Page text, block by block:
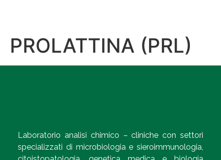
PROLATTINA (PRL)
Laboratorio analisi chimico – cliniche con settori
specializzati di microbiologia e sieroimmunologia,